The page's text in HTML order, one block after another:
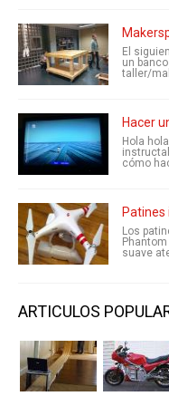
El
un
taller/
Hacer
Hola
cómo
Patines
Los
suave
ARTICULOS